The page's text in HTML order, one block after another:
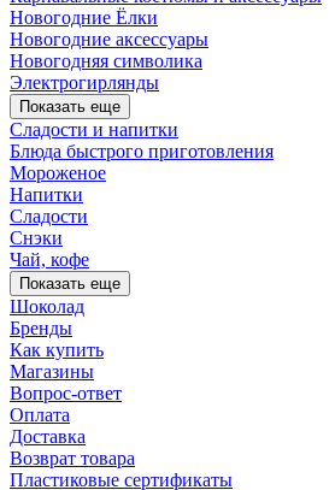
Новогодние Ёлки
Новогодние аксессуары
Новогодняя символика
Электрогирлянды
Показать еще
Сладости и напитки
Блюда быстрого приготовления
Мороженое
Напитки
Сладости
Снэки
Чай, кофе
Показать еще
Шоколад
Бренды
Как купить
Магазины
Вопрос-ответ
Оплата
Доставка
Возврат товара
Пластиковые сертификаты